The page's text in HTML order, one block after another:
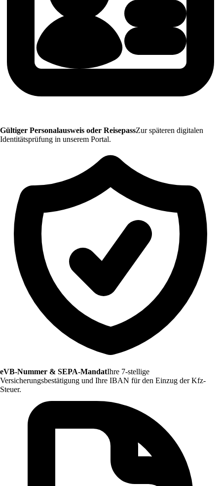
Gültiger Personalausweis oder ReisepassZur späteren digitalen
Identitätsprüfung in unserem Portal.
eVB-Nummer & SEPA-MandatIhre 7-stellige
Versicherungsbestätigung und Ihre IBAN für den Einzug der Kfz-
Steuer.